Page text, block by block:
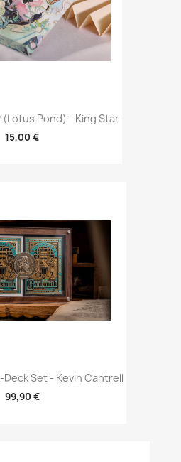
(Lotus Pond) - King Star
15,00 €
Set - Kevin Cantrell
99,90 €